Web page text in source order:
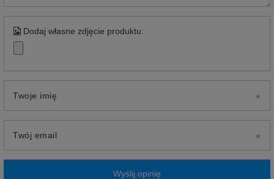
Dodaj własne zdjęcie produktu:
Twoje imię
Twój email
Wyślij opinię